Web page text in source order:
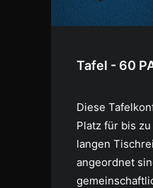
Tafel - 60
Diese
Platz für bis
langen
angeordnet